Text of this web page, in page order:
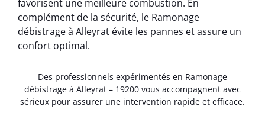
favorisent une meilleure combustion. En
complément de la sécurité, le Ramonage
débistrage à Alleyrat évite les pannes et assure un
confort optimal.
Des professionnels expérimentés en Ramonage
débistrage à Alleyrat – 19200 vous accompagnent avec
sérieux pour assurer une intervention rapide et efficace.